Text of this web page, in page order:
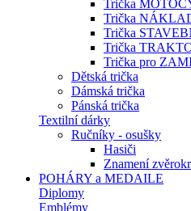
Trička
Trička
Trička
Trička
Trička pro
Dětská trička
Dámská trička
Pánská trička
Textilní dárky
Ručníky - osušky
Hasiči
Znamení
POHÁRY a MEDAILE
Diplomy
Emblémy